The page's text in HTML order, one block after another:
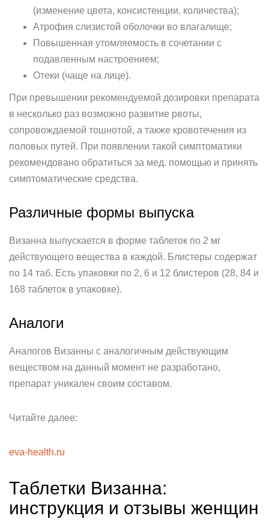
(изменение цвета, консистенции, количества);
Атрофия слизистой оболочки во влагалище;
Повышенная утомляемость в сочетании с
подавленным настроением;
Отеки (чаще на лице).
При превышении рекомендуемой дозировки препарата
в несколько раз возможно развитие рвоты,
сопровождаемой тошнотой, а также кровотечения из
половых путей. При появлении такой симптоматики
рекомендовано обратиться за мед. помощью и принять
симптоматические средства.
Различные формы выпуска
Визанна выпускается в форме таблеток по 2 мг
действующего вещества в каждой. Блистеры содержат
по 14 таб. Есть упаковки по 2, 6 и 12 блистеров (28, 84 и
168 таблеток в упаковке).
Аналоги
Аналогов Визанны с аналогичным действующим
веществом на данный момент не разработано,
препарат уникален своим составом.
Читайте далее:
eva-health.ru
Таблетки Визанна:
инструкция и отзывы женщин